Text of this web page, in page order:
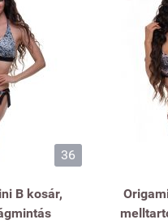
36
B kosár,